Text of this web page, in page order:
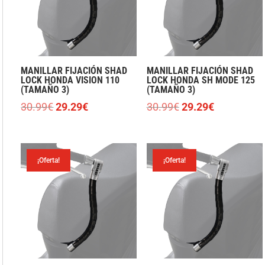
MANILLAR FIJACIÓN SHAD
LOCK HONDA VISION 110
(TAMAÑO 3)
30.99€El
era:
30.99€.
29.29€El
es:
29.29€.
MANILLAR FIJACIÓN SHAD
LOCK HONDA SH MODE 125
(TAMAÑO 3)
30.99€ El
era:
30.99€.
29.29€El
es:
29.29€.
¡Oferta! ¡Oferta!